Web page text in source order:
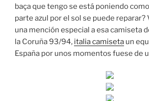
baça que tengo se está poniendo
parte azul por el sol se puede reparar?
una mención especial a esa camiseta
la Coruña 93/94, italia camiseta un
España por unos momentos fuese de